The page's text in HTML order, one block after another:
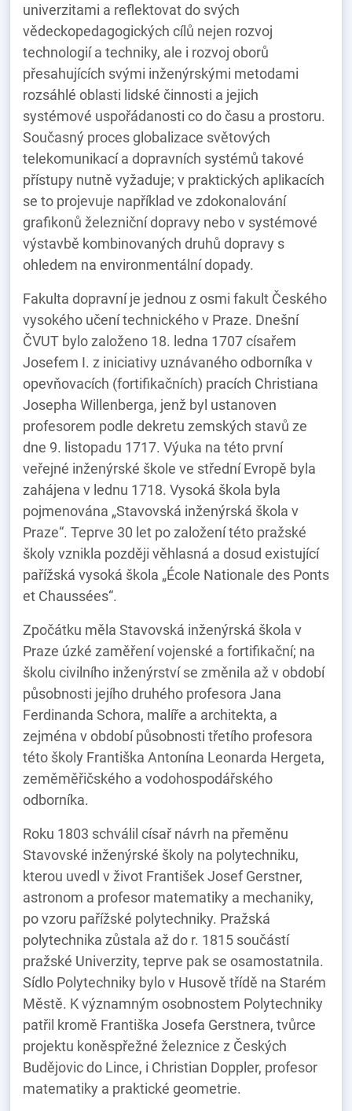
univerzitami a reflektovat do svých
vědeckopedagogických cílů nejen rozvoj
technologií a techniky, ale i rozvoj oborů
přesahujících svými inženýrskými metodami
rozsáhlé oblasti lidské činnosti a jejich
systémové uspořádanosti co do času a prostoru.
Současný proces globalizace světových
telekomunikací a dopravních systémů takové
přístupy nutně vyžaduje; v praktických aplikacích
se to projevuje například ve zdokonalování
grafikonů železniční dopravy nebo v systémové
výstavbě kombinovaných druhů dopravy s
ohledem na environmentální dopady.
Fakulta dopravní je jednou z osmi fakult Českého
vysokého učení technického v Praze. Dnešní
ČVUT bylo založeno 18. ledna 1707 císařem
Josefem I. z iniciativy uznávaného odborníka v
opevňovacích (fortifikačních) pracích Christiana
Josepha Willenberga, jenž byl ustanoven
profesorem podle dekretu zemských stavů ze
dne 9. listopadu 1717. Výuka na této první
veřejné inženýrské škole ve střední Evropě byla
zahájena v lednu 1718. Vysoká škola byla
pojmenována „Stavovská inženýrská škola v
Praze“. Teprve 30 let po založení této pražské
školy vznikla později věhlasná a dosud existující
pařížská vysoká škola „École Nationale des Ponts
et Chaussées“.
Zpočátku měla Stavovská inženýrská škola v
Praze úzké zaměření vojenské a fortifikační; na
školu civilního inženýrství se změnila až v období
působnosti jejího druhého profesora Jana
Ferdinanda Schora, malíře a architekta, a
zejména v období působnosti třetího profesora
této školy Františka Antonína Leonarda Hergeta,
zeměměřičského a vodohospodářského
odborníka.
Roku 1803 schválil císař návrh na přeměnu
Stavovské inženýrské školy na polytechniku,
kterou uvedl v život František Josef Gerstner,
astronom a profesor matematiky a mechaniky,
po vzoru pařížské polytechniky. Pražská
polytechnika zůstala až do r. 1815 součástí
pražské Univerzity, teprve pak se osamostatnila.
Sídlo Polytechniky bylo v Husově třídě na Starém
Městě. K významným osobnostem Polytechniky
patřil kromě Františka Josefa Gerstnera, tvůrce
projektu koněspřežné železnice z Českých
Budějovic do Lince, i Christian Doppler, profesor
matematiky a praktické geometrie.